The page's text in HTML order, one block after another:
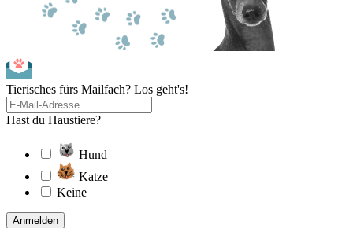
Tierisches fürs Mailfach? Los geht's!
Hast du Haustiere?
Hund
Katze
Keine
Anmelden